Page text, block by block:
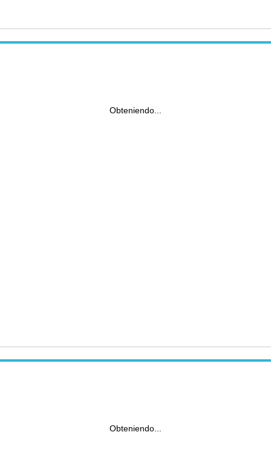
Obteniendo...
Obteniendo...